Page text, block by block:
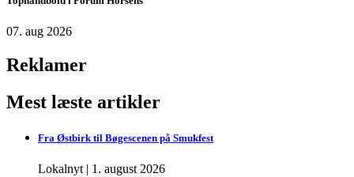
07. aug 2026
Reklamer
Mest læste artikler
Fra Østbirk til Bøgescenen på Smukfest
Lokalnyt | 1. august 2026